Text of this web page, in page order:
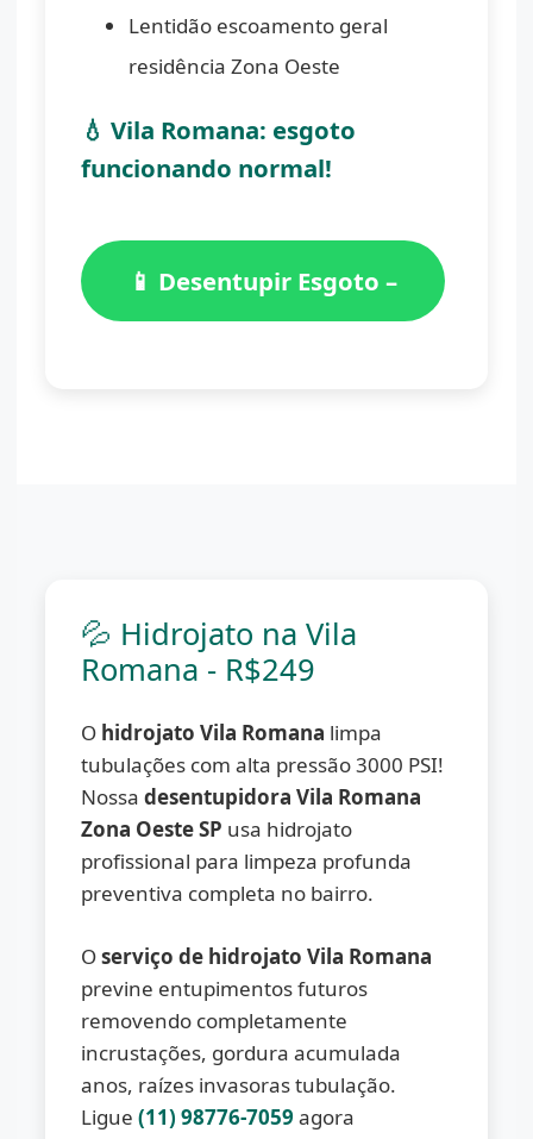
Lentidão escoamento geral
residência Zona Oeste
💧 Vila Romana: esgoto
funcionando normal!
📱 Desentupir Esgoto –
💦 Hidrojato na Vila
Romana - R$249
O hidrojato Vila Romana limpa
tubulações com alta pressão 3000 PSI!
Nossadesentupidora Vila Romana
Zona Oeste SP usa hidrojato
profissional para limpeza profunda
preventiva completa no bairro.
Oserviço de hidrojato Vila Romana
previne entupimentos futuros
removendo completamente
incrustações, gordura acumulada
anos, raízes invasoras tubulação.
Ligue(11) 98776-7059 agora